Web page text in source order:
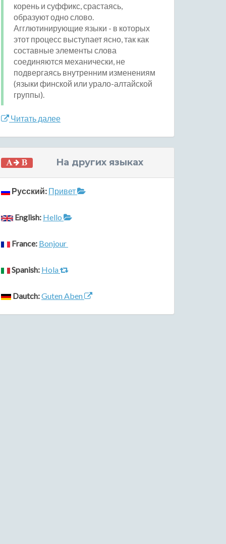
корень и суффикс, срастаясь,
образуют одно слово.
Агглютинирующие языки - в которых
этот процесс выступает ясно, так как
составные элементы слова
соединяются механически, не
подвергаясь внутренним изменениям
(языки финской или урало-алтайской
группы).
Читать далее
На других языках
Русский: Привет
English: Hello
France: Bonjour
Spanish: Hola
Dautch:Guten Aben